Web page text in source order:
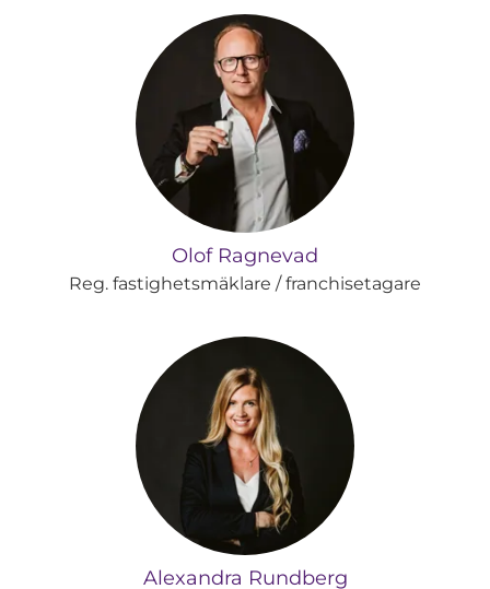
Olof Ragnevad
Reg. fastighetsmäklare / franchisetagare
Alexandra Rundberg